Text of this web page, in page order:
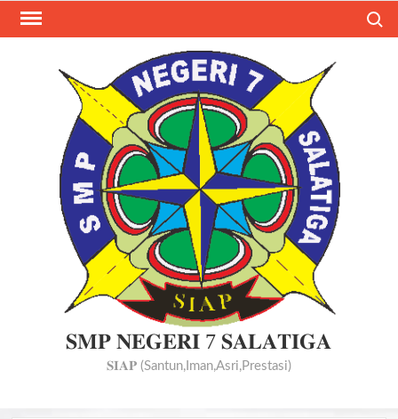
Skip
𝐒𝐌𝐏 𝐍𝐄𝐆𝐄𝐑𝐈 7 𝐒𝐀𝐋𝐀𝐓𝐈𝐆𝐀
𝐒𝐈𝐀𝐏 (Santun,Iman,Asri,Prestasi)